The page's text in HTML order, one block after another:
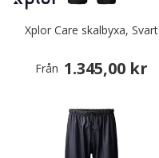
Xplor Care skalbyxa, Svart
Från 1.345,00 kr